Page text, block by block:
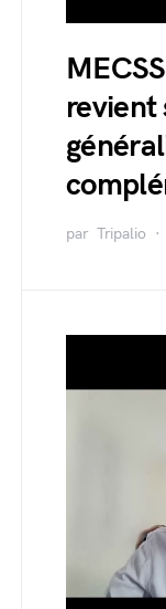
revient
par Tripalio